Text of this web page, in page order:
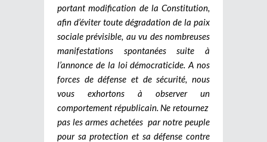
portant modification de la Constitution,
afin d’éviter toute dégradation de la paix
sociale prévisible, au vu des nombreuses
manifestations spontanées suite à
l’annonce de la loi démocraticide. A nos
forces de défense et de sécurité, nous
vous exhortons à observer un
comportement républicain. Ne retournez
pas les armes achetées par notre peuple
pour sa protection et sa défense contre